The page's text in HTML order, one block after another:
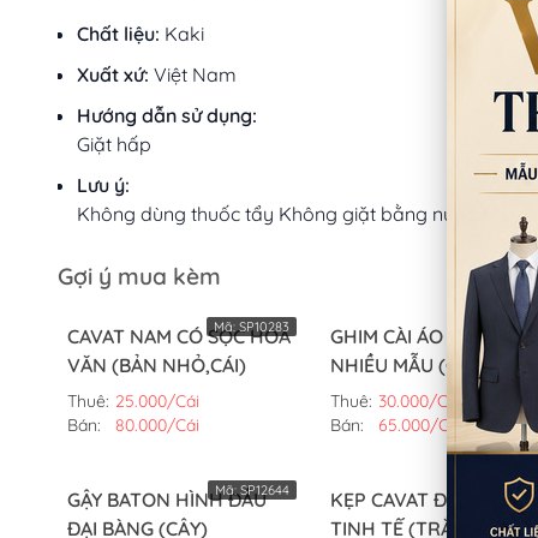
Chất liệu: Kaki
Xuất xứ: Việt Nam
Hướng dẫn sử dụng:
Giặt hấp
Lưu ý:
Không dùng thuốc tẩy Không giặt bằng nước sôi
Gợi ý mua kèm
CAVAT NAM CÓ SỌC HOA
VĂN (BẢN NHỎ,CÁI)
Thuê: 25.000/Cái
Bán:
80.000/Cái
Mã: SP10283
GHIM CÀI ÁO VEST
NHIỀU MẪU (CÁI)
Thuê: 30.000/Cái
Bán:
65.000/Cái
GẬY BATON HÌNH ĐẦU
ĐẠI BÀNG (CÂY)
Mã: SP12644
KẸP CAVAT ĐƠN GIẢN
TINH TẾ (TRẮNG VÀ
Mã: